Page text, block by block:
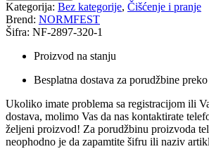
Kategorija: Bez kategorije, Čišćenje i pranje
Brend: NORMFEST
Šifra: NF-2897-320-1
Proizvod na stanju
Besplatna dostava za porudžbine
Ukoliko imate problema sa registracijom ili
dostava, molimo Vas da nas kontaktirate
željeni proizvod! Za porudžbinu proizvoda
neophodno je da zapamtite šifru ili naziv